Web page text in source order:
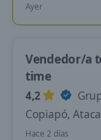
Ayer
Vendedor/a
time
4,2
Copiapó,
Hace 2 días